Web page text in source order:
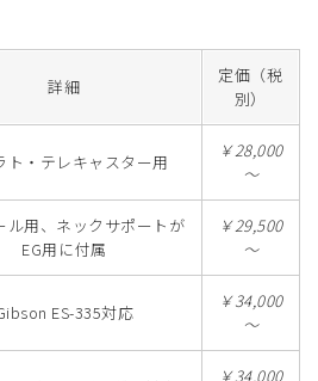
詳細
定価（税
別）
ト・テレキャスター用
￥28,000
～
ル用、ネックサポートが
EG用に付属
￥29,500
～
ES-335対応
￥34,000
～
￥34,000